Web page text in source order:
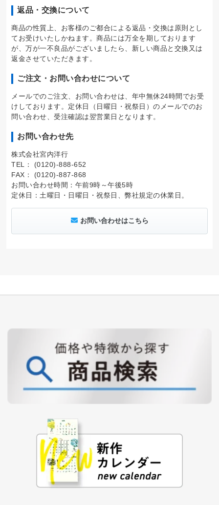
返品・交換について
商品の性質上、お客様のご都合による返品・交換は原則とし
てお受けいたしかねます。商品には万全を期しております
が、万が一不良品がございましたら、新しい商品と交換又は
返金させていただきます。
ご注文・お問い合わせについて
メールでのご注文、お問い合わせは、年中無休24時間でお受
けしております。定休日（日曜日・祝祭日）のメールでのお
問い合わせ、受注確認は翌営業日となります。
お問い合わせ先
株式会社宮内洋行
TEL： (0120)-888-652
FAX： (0120)-887-868
お問い合わせ時間：午前9時～午後5時
定休日：土曜日・日曜日・祝祭日、弊社規定の休業日。
お問い合わせはこちら